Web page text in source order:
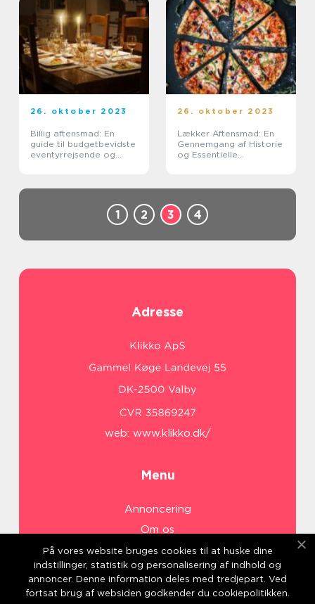
26. oktober 2023
Billig aftensmad: En
guide til budgetbevidste
eventyrrejsende og
26. oktober 2023
Lækker Aftensmad: En
Gennemgang af Historie
og Essentielle
1 2 3 4
Adresse
web: www.klikko.dk/
Menu
Annoncering
Om os
Cookies
Kontakt os
Sitemap
På vores website bruges cookies til at huske dine
indstillinger, statistik og personalisering af indhold og
annoncer. Denne information deles med tredjepart. Ved
fortsat brug af websiden godkender du cookiepolitikken.